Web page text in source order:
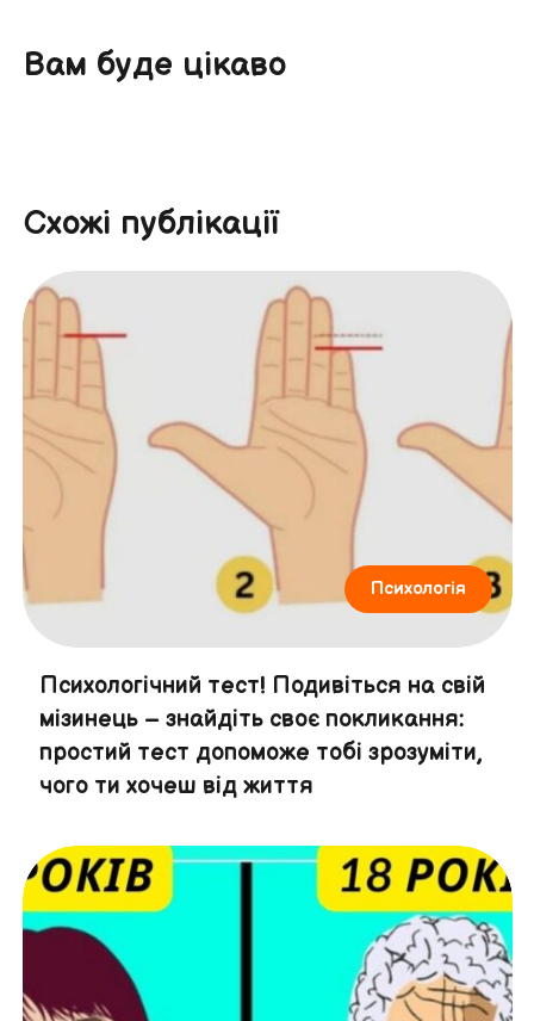
Вам буде цікаво
Схожі публікації
Психологія
Психологічний тест! Подивіться на свій
мізинець – знайдіть своє покликання:
простий тест допоможе тобі зрозуміти,
чого ти хочеш від життя